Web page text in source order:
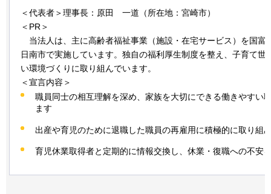
＜代表者＞理事長：原田 一道 （所在地：宮崎市）
＜PR＞
当法人は、主に高齢者福祉事業（施設・在宅サービス）を国富
日南市で実施しています。独自の福利厚生制度を整え、子育て世
い環境づくりに取り組んでいます。
＜宣言内容＞
職員同士の相互理解を深め、家族を大切にできる働きやすい
ます
出産や育児のために退職した職員の再雇用に積極的に取り組
育児休業取得者と定期的に情報交換し、休業・復職への不安